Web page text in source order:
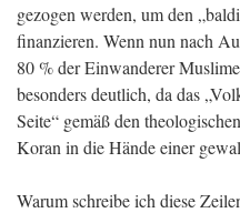
gezogen werden, um den
finanzieren. Wenn nun nach
80 % der Einwanderer
besonders deutlich, da das
Seite“ gemäß den
Koran in die Hände einer
Warum schreibe ich diese